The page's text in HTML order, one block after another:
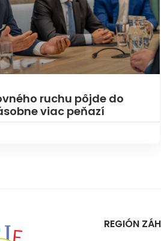
ruchu pôjde do
viac peňazí
REGIÓN